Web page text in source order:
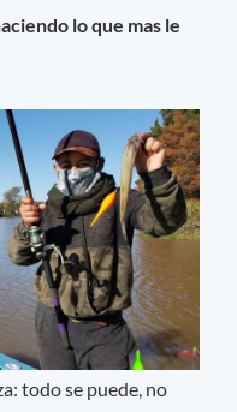
lo que mas le
todo se puede, no